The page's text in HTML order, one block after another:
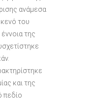
ανάμεσα
του
της
και της
πεδίο